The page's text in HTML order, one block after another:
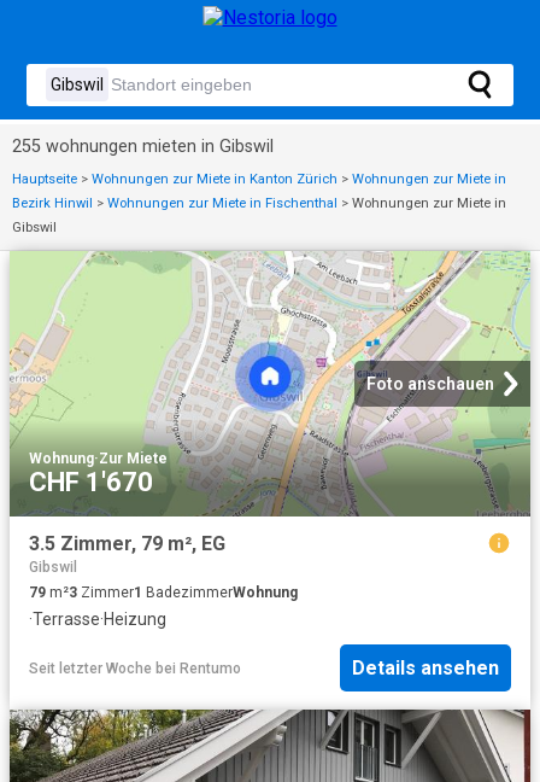
255 wohnungen mieten in Gibswil
Hauptseite > Wohnungen zur Miete in Kanton Zürich > Wohnungen zur Miete in
Bezirk Hinwil > Wohnungen zur Miete in Fischenthal > Wohnungen zur Miete in
Gibswil
Foto anschauen
Wohnung·Zur Miete
CHF 1'670
3.5 Zimmer, 79 m², EG
Gibswil
79 m²3 Zimmer1 BadezimmerWohnung
·Terrasse·Heizung
Seit letzter Woche bei Rentumo Details ansehen